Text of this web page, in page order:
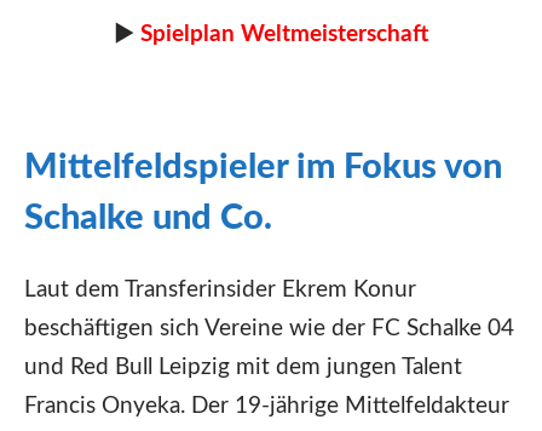
► Spielplan Weltmeisterschaft
Mittelfeldspieler im Fokus von
Schalke und Co.
Laut dem Transferinsider Ekrem Konur
beschäftigen sich Vereine wie der FC Schalke 04
und Red Bull Leipzig mit dem jungen Talent
Francis Onyeka. Der 19-jährige Mittelfeldakteur